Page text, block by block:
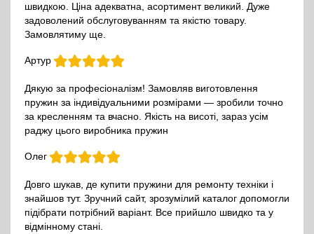
швидкою. Ціна адекватна, асортимент великий. Дуже
задоволений обслуговуванням та якістю товару.
Замовлятиму ще.
Артур
Дякую за професіоналізм! Замовляв виготовлення
пружин за індивідуальними розмірами — зробили точно
за кресленням та вчасно. Якість на висоті, зараз усім
раджу цього виробника пружин
Олег
Довго шукав, де купити пружини для ремонту техніки і
знайшов тут. Зручний сайт, зрозумілий каталог допомогли
підібрати потрібний варіант. Все прийшло швидко та у
відмінному стані.